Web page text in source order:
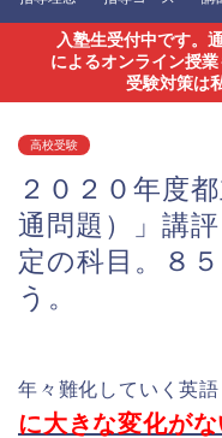
入塾生受付中です。
によるオンライン授
受験対策は
高校受験
２０２０年度
通問題）」講
定の科目。８
う。
年々難化していく英
に大きな変化が